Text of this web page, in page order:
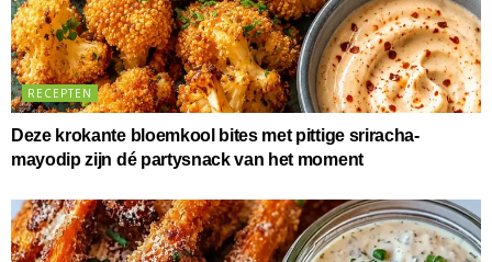
RECEPTEN
Deze krokante bloemkool bites met pittige sriracha-
mayodip zijn dé partysnack van het moment